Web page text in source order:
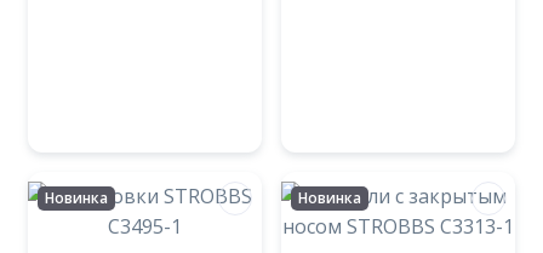
Новинка Новинка